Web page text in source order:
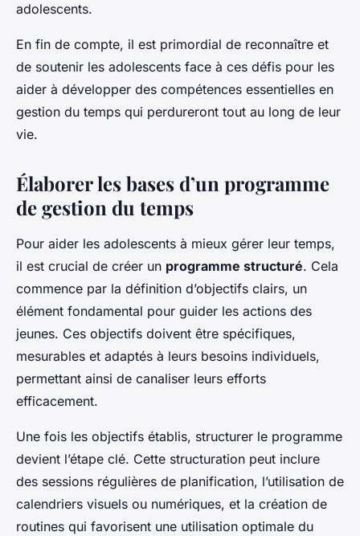
adolescents.
En fin de compte, il est primordial de reconnaître et
de soutenir les adolescents face à ces défis pour les
aider à développer des compétences essentielles en
gestion du temps qui perdureront tout au long de leur
vie.
Élaborer les bases d’un programme
de gestion du temps
Pour aider les adolescents à mieux gérer leur temps,
il est crucial de créer un programme structuré. Cela
commence par la définition d’objectifs clairs, un
élément fondamental pour guider les actions des
jeunes. Ces objectifs doivent être spécifiques,
mesurables et adaptés à leurs besoins individuels,
permettant ainsi de canaliser leurs efforts
efficacement.
Une fois les objectifs établis, structurer le programme
devient l’étape clé. Cette structuration peut inclure
des sessions régulières de planification, l’utilisation de
calendriers visuels ou numériques, et la création de
routines qui favorisent une utilisation optimale du